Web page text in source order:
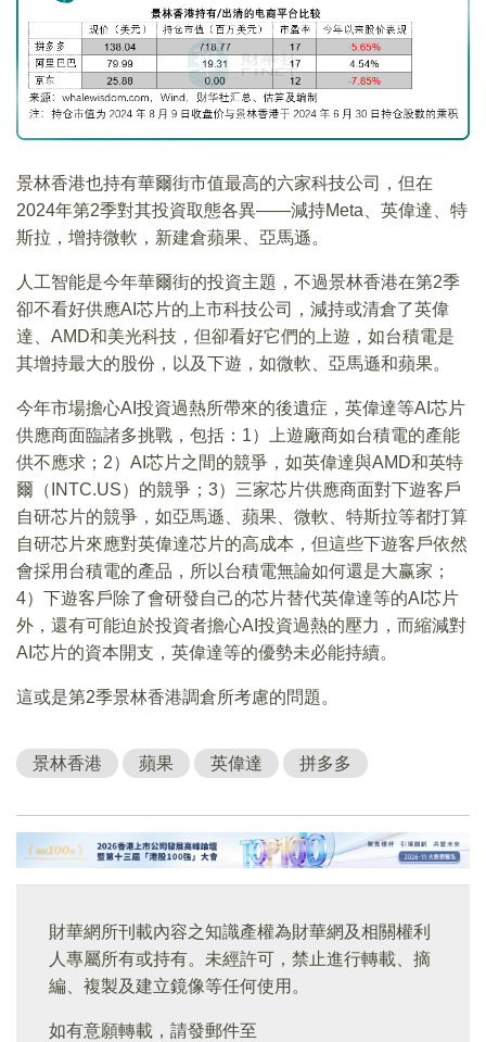
景林香港也持有華爾街市值最高的六家科技公司，但在
2024年第2季對其投資取態各異——減持Meta、英偉達、特
斯拉，增持微軟，新建倉蘋果、亞馬遜。
人工智能是今年華爾街的投資主題，不過景林香港在第2季
卻不看好供應AI芯片的上市科技公司，減持或清倉了英偉
達、AMD和美光科技，但卻看好它們的上遊，如台積電是
其增持最大的股份，以及下遊，如微軟、亞馬遜和蘋果。
今年市場擔心AI投資過熱所帶來的後遺症，英偉達等AI芯片
供應商面臨諸多挑戰，包括：1）上遊廠商如台積電的產能
供不應求；2）AI芯片之間的競爭，如英偉達與AMD和英特
爾（INTC.US）的競爭；3）三家芯片供應商面對下遊客戶
自研芯片的競爭，如亞馬遜、蘋果、微軟、特斯拉等都打算
自研芯片來應對英偉達芯片的高成本，但這些下遊客戶依然
會採用台積電的產品，所以台積電無論如何還是大赢家；
4）下遊客戶除了會研發自己的芯片替代英偉達等的AI芯片
外，還有可能迫於投資者擔心AI投資過熱的壓力，而縮減對
AI芯片的資本開支，英偉達等的優勢未必能持續。
這或是第2季景林香港調倉所考慮的問題。
景林香港 蘋果 英偉達 拼多多
財華網所刊載內容之知識產權為財華網及相關權利
人專屬所有或持有。未經許可，禁止進行轉載、摘
編、複製及建立鏡像等任何使用。
如有意願轉載，請發郵件至